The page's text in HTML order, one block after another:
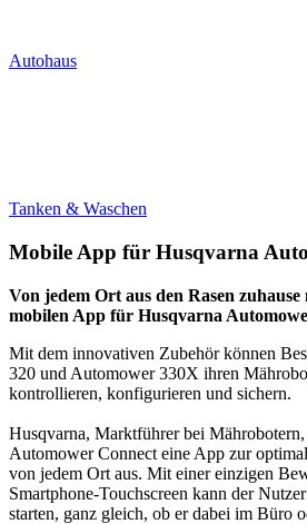
Autohaus
Tanken & Waschen
Mobile App für Husqvarna
Von jedem Ort aus den Rasen
mobilen App für Husqvarna
Mit dem innovativen Zubehör können
320 und Automower 330X ihren
kontrollieren, konfigurieren und sichern.
Husqvarna, Marktführer bei
Automower Connect eine App zur
von jedem Ort aus. Mit einer einzigen
Smartphone-Touchscreen kann der
starten, ganz gleich, ob er dabei im Büro